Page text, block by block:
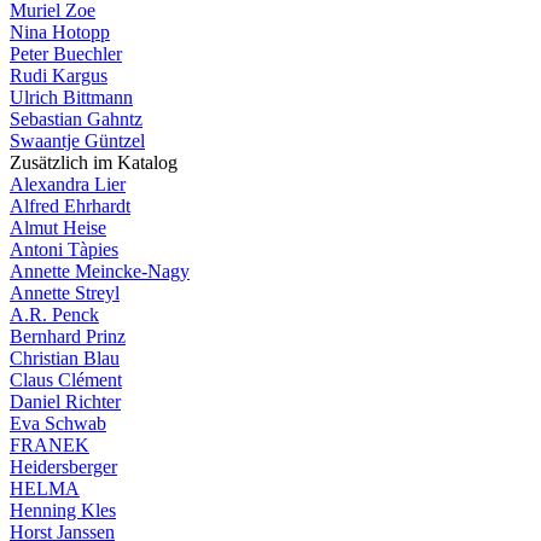
Muriel Zoe
Nina Hotopp
Peter Buechler
Rudi Kargus
Ulrich Bittmann
Sebastian Gahntz
Swaantje Güntzel
Zusätzlich im Katalog
Alexandra Lier
Alfred Ehrhardt
Almut Heise
Antoni Tàpies
Annette Meincke-Nagy
Annette Streyl
A.R. Penck
Bernhard Prinz
Christian Blau
Claus Clément
Daniel Richter
Eva Schwab
FRANEK
Heidersberger
HELMA
Henning Kles
Horst Janssen